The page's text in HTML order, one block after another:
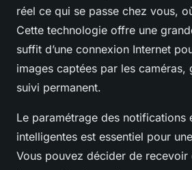
réel ce qui se passe chez vous,
Cette technologie offre une
suffit d’une connexion Internet
images captées par les caméras,
suivi permanent.
Le paramétrage des notifications
intelligentes est essentiel pour
Vous pouvez décider de recevoir